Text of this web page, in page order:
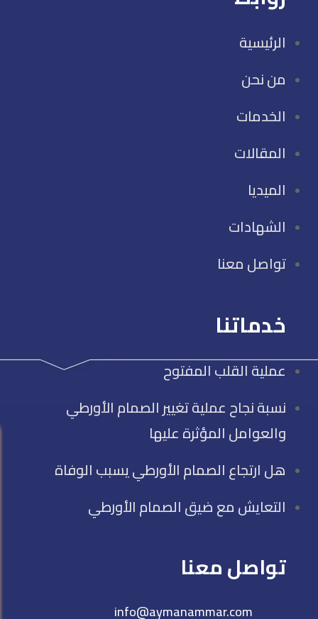
تواصل معنا
info@aymanammar.com
خدماتنا
عملية القلب المفتوح
نسبة نجاح عملية تغيير الصمام الأورطي
والعوامل المؤثرة عليها
هل ارتجاع الصمام الأورطي يسبب الوفاة
التعايش مع ضيق الصمام الأورطي
الرئيسية
من نحن
الخدمات
المقالات
الميديا
الشهادات
تواصل معنا